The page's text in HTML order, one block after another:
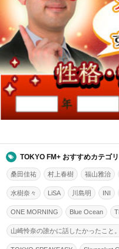
TOKYO FM+ おすすめカテゴリ
桑田佳祐 村上春樹 福山雅治
水樹奈々 LiSA 川島明 INI
ONE MORNING Blue Ocean
山崎怜奈の誰かに話したかったこと。